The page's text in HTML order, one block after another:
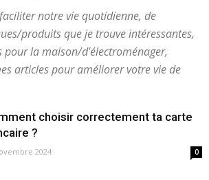
notre vie quotidienne, de
produits que je trouve intéressantes,
pour la maison/d'électroménager,
articles pour améliorer votre vie de
choisir correctement ta carte
?
2024 0